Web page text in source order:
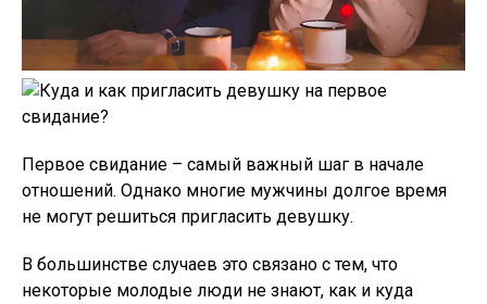
Первое свидание – самый важный шаг в начале
отношений. Однако многие мужчины долгое время
не могут решиться пригласить девушку.
В большинстве случаев это связано с тем, что
некоторые молодые люди не знают, как и куда